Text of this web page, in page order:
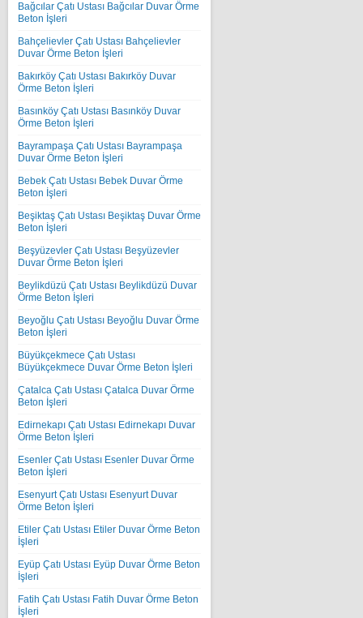
Bağcılar Çatı Ustası Bağcılar Duvar Örme
Beton İşleri
Bahçelievler Çatı Ustası Bahçelievler
Duvar Örme Beton İşleri
Bakırköy Çatı Ustası Bakırköy Duvar
Örme Beton İşleri
Basınköy Çatı Ustası Basınköy Duvar
Örme Beton İşleri
Bayrampaşa Çatı Ustası Bayrampaşa
Duvar Örme Beton İşleri
Bebek Çatı Ustası Bebek Duvar Örme
Beton İşleri
Beşiktaş Çatı Ustası Beşiktaş Duvar Örme
Beton İşleri
Beşyüzevler Çatı Ustası Beşyüzevler
Duvar Örme Beton İşleri
Beylikdüzü Çatı Ustası Beylikdüzü Duvar
Örme Beton İşleri
Beyoğlu Çatı Ustası Beyoğlu Duvar Örme
Beton İşleri
Büyükçekmece Çatı Ustası
Büyükçekmece Duvar Örme Beton İşleri
Çatalca Çatı Ustası Çatalca Duvar Örme
Beton İşleri
Edirnekapı Çatı Ustası Edirnekapı Duvar
Örme Beton İşleri
Esenler Çatı Ustası Esenler Duvar Örme
Beton İşleri
Esenyurt Çatı Ustası Esenyurt Duvar
Örme Beton İşleri
Etiler Çatı Ustası Etiler Duvar Örme Beton
İşleri
Eyüp Çatı Ustası Eyüp Duvar Örme Beton
İşleri
Fatih Çatı Ustası Fatih Duvar Örme Beton
İşleri